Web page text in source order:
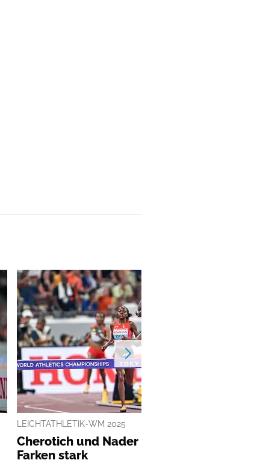
LEICHTATHLETIK-WM 2025
Cherotich und Nader siegen, Krause und
Farken stark